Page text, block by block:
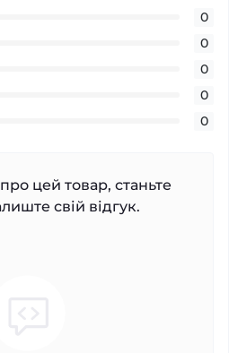
0
0
0
0
0
цей товар, станьте
свій відгук.